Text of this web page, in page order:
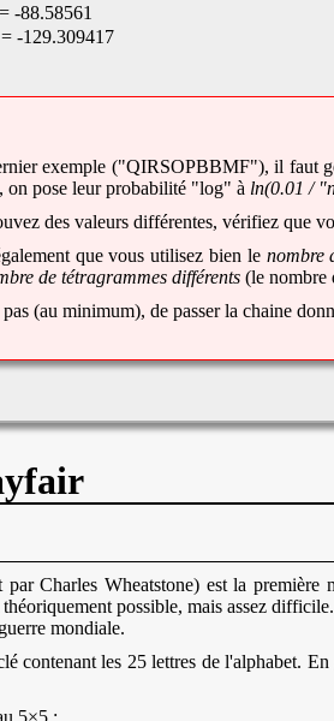
-88.58561
-129.309417
exemple ("QIRSOPBBMF"), il faut
on pose leur probabilité "log" à ln(0.01 /
des valeurs différentes, vérifiez que
que vous utilisez bien le nombre
de tétragrammes différents (le nombre
(au minimum), de passer la chaine
Charles Wheatstone) est la première
possible, mais assez
mondiale.
contenant les 25 lettres de l'alphabet.
5×5 :